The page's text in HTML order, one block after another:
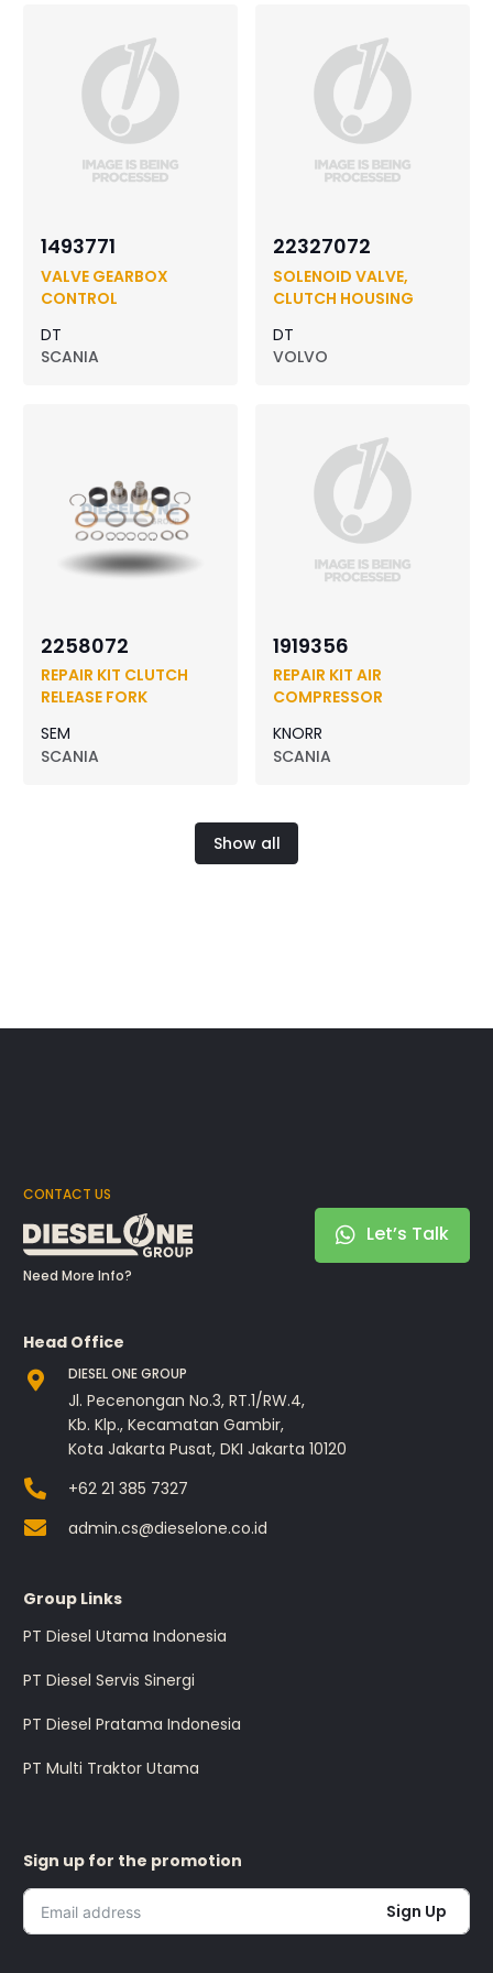
1493771
VALVE GEARBOX
CONTROL
DT
SCANIA
22327072
SOLENOID VALVE,
CLUTCH HOUSING
DT
VOLVO
2258072
REPAIR KIT CLUTCH
RELEASE FORK
SEM
SCANIA
1919356
REPAIR KIT AIR
COMPRESSOR
KNORR
SCANIA
Show all
CONTACT US
Need More Info?
Let’s Talk
Head Office
DIESEL ONE GROUP
Jl. Pecenongan No.3, RT.1/RW.4,
Kb. Klp., Kecamatan Gambir,
Kota Jakarta Pusat, DKI Jakarta 10120
+62 21 385 7327
admin.cs@dieselone.co.id
Group Links
PT Diesel Utama Indonesia
PT Diesel Servis Sinergi
PT Diesel Pratama Indonesia
PT Multi Traktor Utama
Sign up for the promotion
Sign Up